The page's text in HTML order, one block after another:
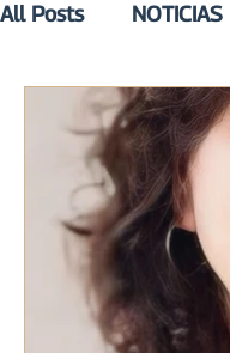
All Posts NOTICIAS
EN LA VOZ DE
VOZ EXPERTA
VOCES GLOBALES